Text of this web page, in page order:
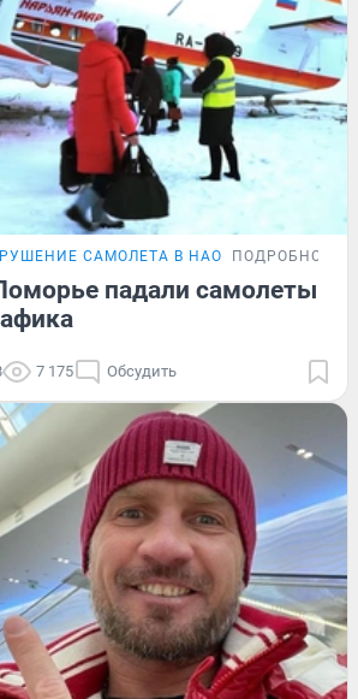
САМОЛЕТА В НАО ПОДРОБНОСТИ
падали самолеты
7 175 Обсудить